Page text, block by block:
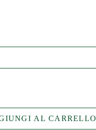
AL CARRELLO